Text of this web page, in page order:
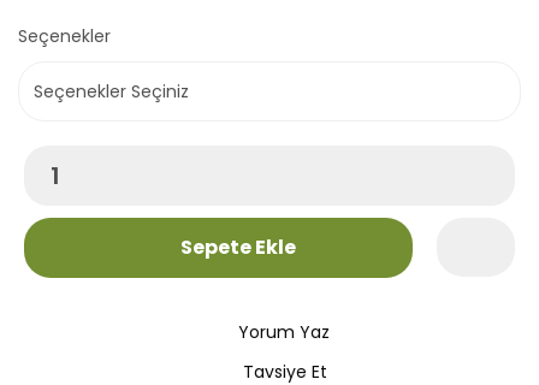
Seçenekler
Sepete Ekle
Yorum Yaz
Tavsiye Et